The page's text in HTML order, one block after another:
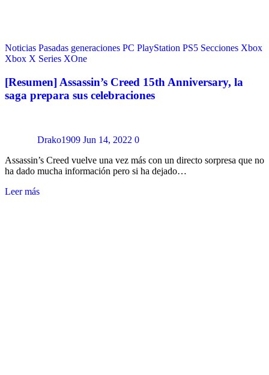
Noticias Pasadas generaciones PC PlayStation PS5 Secciones Xbox
Xbox X Series XOne
[Resumen] Assassin’s Creed 15th Anniversary, la
saga prepara sus celebraciones
Drako1909 Jun 14, 2022 0
Assassin’s Creed vuelve una vez más con un directo sorpresa que no
ha dado mucha información pero si ha dejado…
Leer más